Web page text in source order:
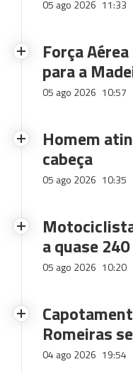
05 ago 2026 11:33
Força
para a
05 ago 2026 10:57
Homem
cabeça
05 ago 2026 10:35
a quase
05 ago 2026 10:20
Romeiras
04 ago 2026 19:54